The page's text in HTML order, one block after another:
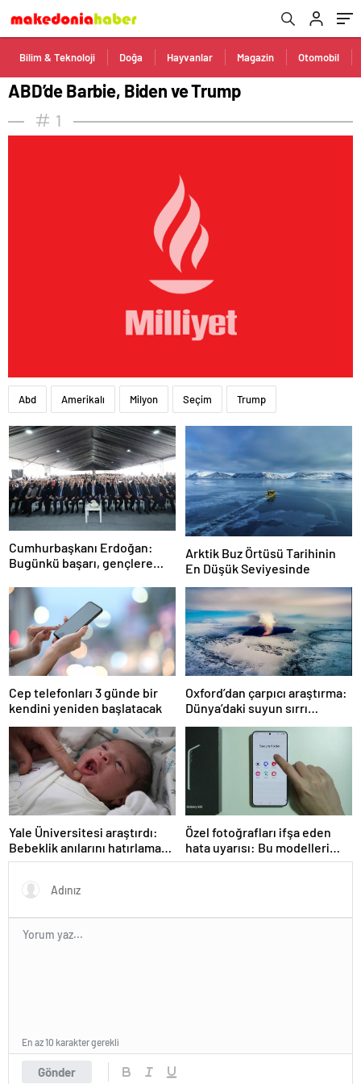
Bilim & Teknoloji Doğa Hayvanlar Magazin Otomobil
ABD’de Barbie, Biden ve Trump
1
Abd Amerikalı Milyon Seçim Trump
Cumhurbaşkanı Erdoğan:
Bugünkü başarı, gençlere
zihniyete indirilmiş ağır bir
darbedir
Arktik Buz Örtüsü Tarihinin
En Düşük Seviyesinde
Cep telefonları 3 günde bir
kendini yeniden başlatacak
Oxford’dan çarpıcı araştırma:
Dünya’daki suyun sırrı
çözüldü
Yale Üniversitesi araştırdı:
Bebeklik anılarını hatırlamak
mümkün mü? Sonuçlar
Özel fotoğrafları ifşa eden
hata uyarısı: Bu modelleri
kullanıyorsanız dikkat
Gönder
En az 10 karakter gerekli